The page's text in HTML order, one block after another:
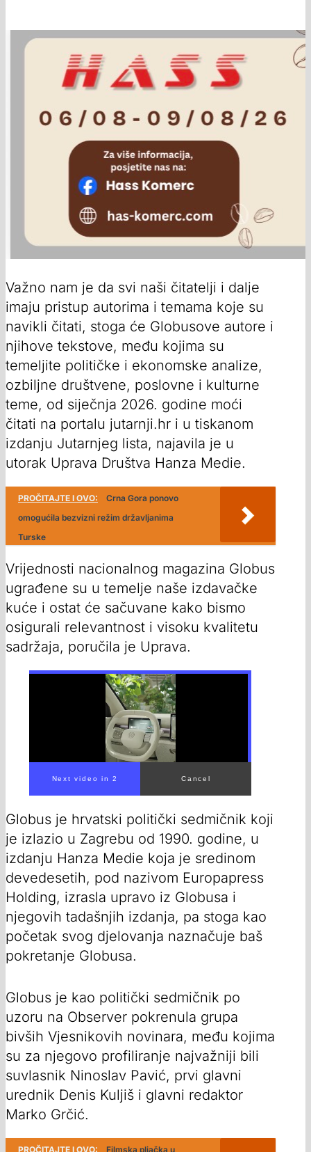
Važno nam je da svi naši čitatelji i dalje
imaju pristup autorima i temama koje su
navikli čitati, stoga će Globusove autore i
njihove tekstove, među kojima su
temeljite političke i ekonomske analize,
ozbiljne društvene, poslovne i kulturne
teme, od siječnja 2026. godine moći
čitati na portalu jutarnji.hr i u tiskanom
izdanju Jutarnjeg lista, najavila je u
utorak Uprava Društva Hanza Medie.
PROČITAJTE I OVO:
Crna Gora ponovo
omogućila bezvizni režim državljanima
Turske
Vrijednosti nacionalnog magazina Globus
ugrađene su u temelje naše izdavačke
kuće i ostat će sačuvane kako bismo
osigurali relevantnost i visoku kvalitetu
sadržaja, poručila je Uprava.
Next video in 1 Cancel
Globus je hrvatski politički sedmičnik koji
je izlazio u Zagrebu od 1990. godine, u
izdanju Hanza Medie koja je sredinom
devedesetih, pod nazivom Europapress
Holding, izrasla upravo iz Globusa i
njegovih tadašnjih izdanja, pa stoga kao
početak svog djelovanja naznačuje baš
pokretanje Globusa.
Globus je kao politički sedmičnik po
uzoru na Observer pokrenula grupa
bivših Vjesnikovih novinara, među kojima
su za njegovo profiliranje najvažniji bili
suvlasnik Ninoslav Pavić, prvi glavni
urednik Denis Kuljiš i glavni redaktor
Marko Grčić.
PROČITAJTE I OVO: Filmska pljačka u